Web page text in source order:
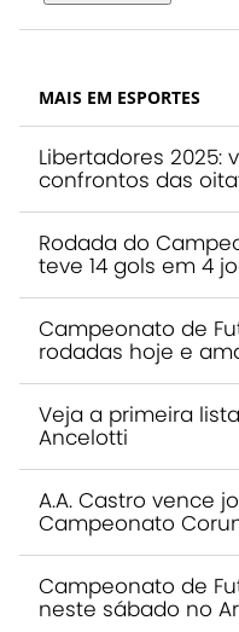
MAIS EM ESPORTES
Libertadores 2025:
confrontos das
Rodada do
teve 14 gols em 4
Campeonato de
rodadas hoje e
Veja a primeira
Ancelotti
A.A. Castro vence
Campeonato
Campeonato de
neste sábado no